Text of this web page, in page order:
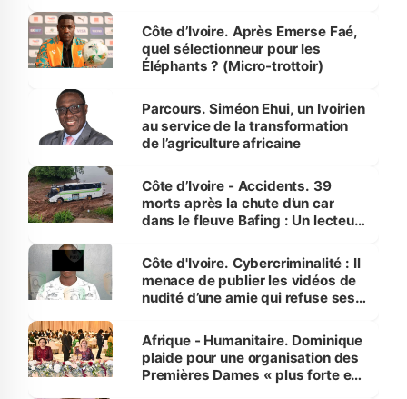
Côte d’Ivoire. Après Emerse Faé,
quel sélectionneur pour les
Éléphants ? (Micro-trottoir)
Parcours. Siméon Ehui, un Ivoirien
au service de la transformation
de l’agriculture africaine
Côte d’Ivoire - Accidents. 39
morts après la chute d’un car
dans le fleuve Bafing : Un lecteur
des Transports
Côte d'Ivoire. Cybercriminalité : Il
menace de publier les vidéos de
nudité d’une amie qui refuse ses
Afrique - Humanitaire. Dominique
plaide pour une organisation des
Premières Dames « plus forte et